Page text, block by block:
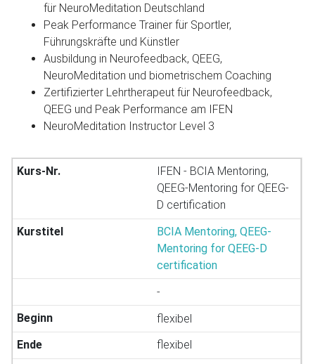
für NeuroMeditation Deutschland
Peak Performance Trainer für Sportler,
Führungskräfte und Künstler
Ausbildung in Neurofeedback, QEEG,
NeuroMeditation und biometrischem Coaching
Zertifizierter Lehrtherapeut für Neurofeedback,
QEEG und Peak Performance am IFEN
NeuroMeditation Instructor Level 3
IFEN - BCIA Mentoring,
QEEG-Mentoring for QEEG-
D certification
BCIA Mentoring, QEEG-
Mentoring for QEEG-D
certification
-
flexibel
flexibel